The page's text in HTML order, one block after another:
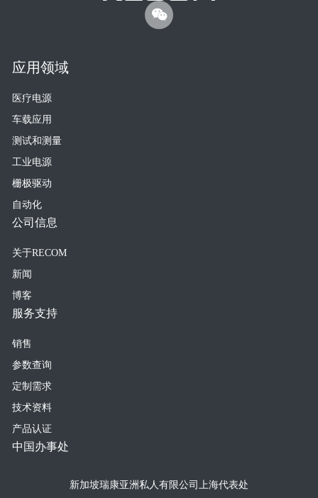
应用领域
医疗电源
车载应用
测试和测量
工业电源
栅极驱动
自动化
公司信息
关于RECOM
新闻
博客
服务支持
销售
参数查询
定制需求
技术资料
产品认证
中国办事处
新加坡瑞康亚洲私人有限公司上海代表处